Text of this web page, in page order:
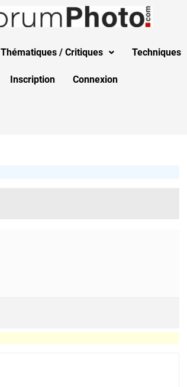
Thématiques / Critiques Techniques
Inscription Connexion